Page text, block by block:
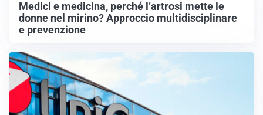
Medici e medicina, perché l’artrosi mette le
donne nel mirino? Approccio multidisciplinare
e prevenzione